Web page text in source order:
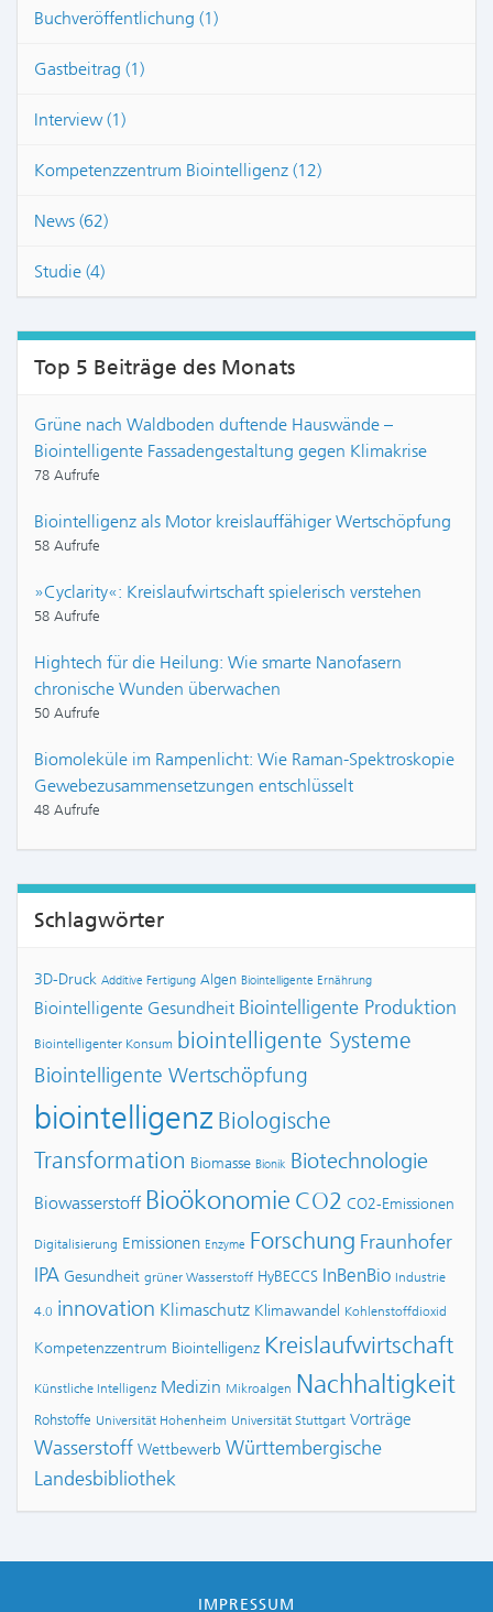
Buchveröffentlichung (1)
Gastbeitrag (1)
Interview (1)
Kompetenzzentrum Biointelligenz (12)
News (62)
Studie (4)
Top 5 Beiträge des Monats
Grüne nach Waldboden duftende Hauswände –
Biointelligente Fassadengestaltung gegen Klimakrise
78 Aufrufe
Biointelligenz als Motor kreislauffähiger Wertschöpfung
58 Aufrufe
»Cyclarity«: Kreislaufwirtschaft spielerisch verstehen
58 Aufrufe
Hightech für die Heilung: Wie smarte Nanofasern
chronische Wunden überwachen
50 Aufrufe
Biomoleküle im Rampenlicht: Wie Raman-Spektroskopie
Gewebezusammensetzungen entschlüsselt
48 Aufrufe
Schlagwörter
3D-Druck Additive Fertigung Algen Biointelligente Ernährung
Biointelligente Gesundheit Biointelligente Produktion
Biointelligenter Konsum biointelligente Systeme
Biointelligente Wertschöpfung
biointelligenz Biologische
Transformation Biomasse Bionik Biotechnologie
Biowasserstoff Bioökonomie CO2 CO2-Emissionen
Digitalisierung Emissionen Enzyme Forschung Fraunhofer
IPA Gesundheit grüner Wasserstoff HyBECCS InBenBio Industrie
4.0 innovation Klimaschutz Klimawandel Kohlenstoffdioxid
Kompetenzzentrum Biointelligenz Kreislaufwirtschaft
Künstliche Intelligenz Medizin Mikroalgen Nachhaltigkeit
Rohstoffe Universität Hohenheim Universität Stuttgart Vorträge
Wasserstoff Wettbewerb Württembergische
Landesbibliothek
IMPRESSUM